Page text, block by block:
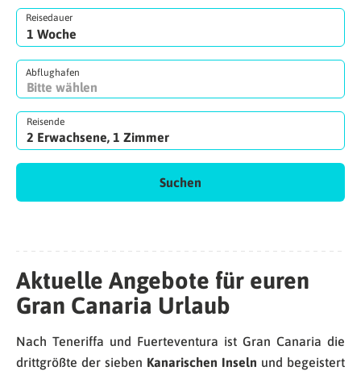
Reisedauer
Abflughafen
Reisende
2 Erwachsene, 1 Zimmer
Suchen
Aktuelle Angebote für euren
Gran Canaria Urlaub
Nach Teneriffa und Fuerteventura ist Gran Canaria die
drittgrößte der sieben Kanarischen Inseln und begeistert